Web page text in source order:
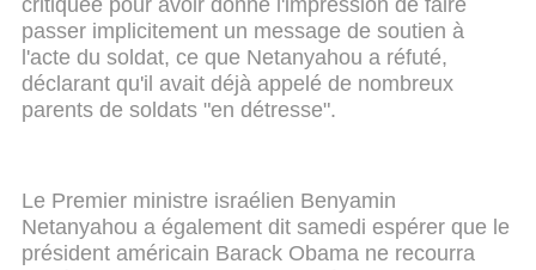
critiquée pour avoir donné l'impression de faire
passer implicitement un message de soutien à
l'acte du soldat, ce que Netanyahou a réfuté,
déclarant qu'il avait déjà appelé de nombreux
parents de soldats "en détresse".
Le Premier ministre israélien Benyamin
Netanyahou a également dit samedi espérer que le
président américain Barack Obama ne recourra